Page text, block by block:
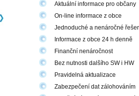
Aktuální informace pro občany
On-line informace z obce
Jednoduché a nenáročné
Informace z obce 24 h denně
Finanční nenáročnost
Bez nutnosti dalšího SW i HW
Pravidelná aktualizace
Zabezpečení dat zálohováním